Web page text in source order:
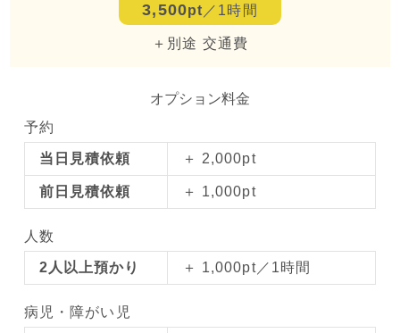
3,500pt ／1時間
＋別途 交通費
オプション料金
予約
当日見積依頼 ＋ 2,000pt
前日見積依頼 ＋ 1,000pt
人数
2人以上預かり ＋ 1,000pt／1時間
病児・障がい児